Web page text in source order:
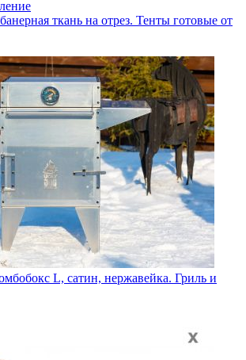
ткань на отрез. Тенты готовые от
L, сатин, нержавейка. Гриль и